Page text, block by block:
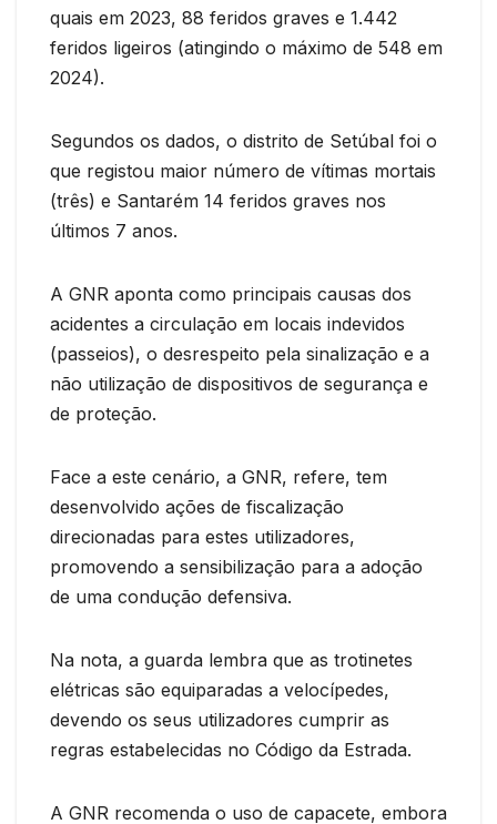
quais em 2023, 88 feridos graves e 1.442
feridos ligeiros (atingindo o máximo de 548 em
2024).
Segundos os dados, o distrito de Setúbal foi o
que registou maior número de vítimas mortais
(três) e Santarém 14 feridos graves nos
últimos 7 anos.
A GNR aponta como principais causas dos
acidentes a circulação em locais indevidos
(passeios), o desrespeito pela sinalização e a
não utilização de dispositivos de segurança e
de proteção.
Face a este cenário, a GNR, refere, tem
desenvolvido ações de fiscalização
direcionadas para estes utilizadores,
promovendo a sensibilização para a adoção
de uma condução defensiva.
Na nota, a guarda lembra que as trotinetes
elétricas são equiparadas a velocípedes,
devendo os seus utilizadores cumprir as
regras estabelecidas no Código da Estrada.
A GNR recomenda o uso de capacete, embora